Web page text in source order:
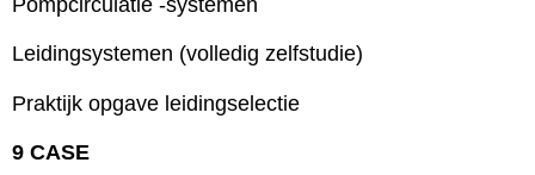
Pompcirculatie -systemen
Leidingsystemen (volledig zelfstudie)
Praktijk opgave leidingselectie
9 CASE